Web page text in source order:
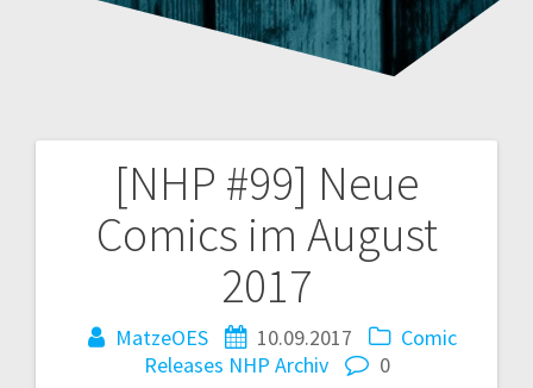
[NHP #99] Neue
Comics im August
2017
MatzeOES 10.09.2017
Comic
Releases NHP Archiv
0
Beitragsnavigation